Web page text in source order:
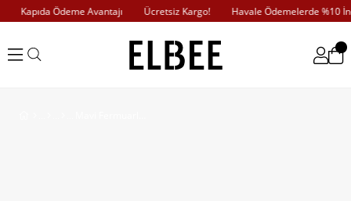
Kapıda Ödeme Avantajı Ücretsiz Kargo! Havale Ödemelerde %10